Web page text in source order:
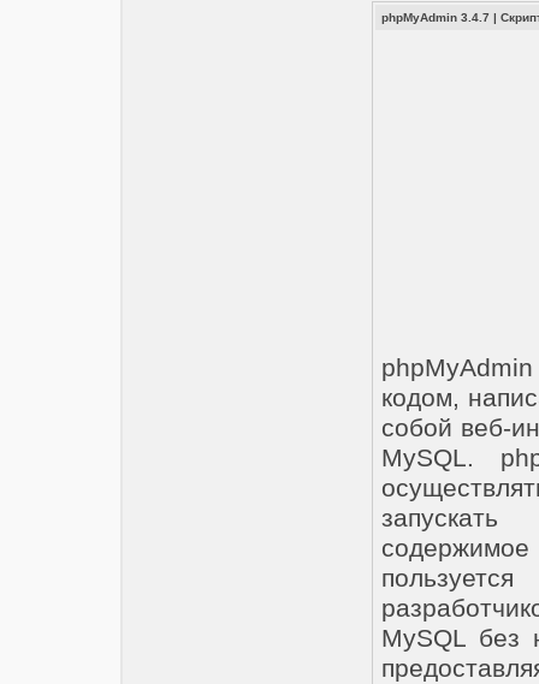
phpMyAdmin 3.4.7 |
кодом,
собой веб-
MySQL.
MySQL без